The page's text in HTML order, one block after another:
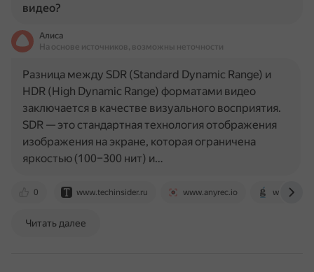
видео?
Алиса
На основе источников, возможны неточности
0 www.techinsider.ru www.anyrec.io
Разница между SDR (Standard Dynamic Range) и
HDR (High Dynamic Range) форматами видео
заключается в качестве визуального восприятия.
SDR — это стандартная технология отображения
изображения на экране, которая ограничена
яркостью (100–300 нит) и…
Читать далее